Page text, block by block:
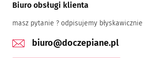
Biuro obsługi klienta
masz pytanie ? odpisujemy błyskawicznie
biuro@doczepiane.pl